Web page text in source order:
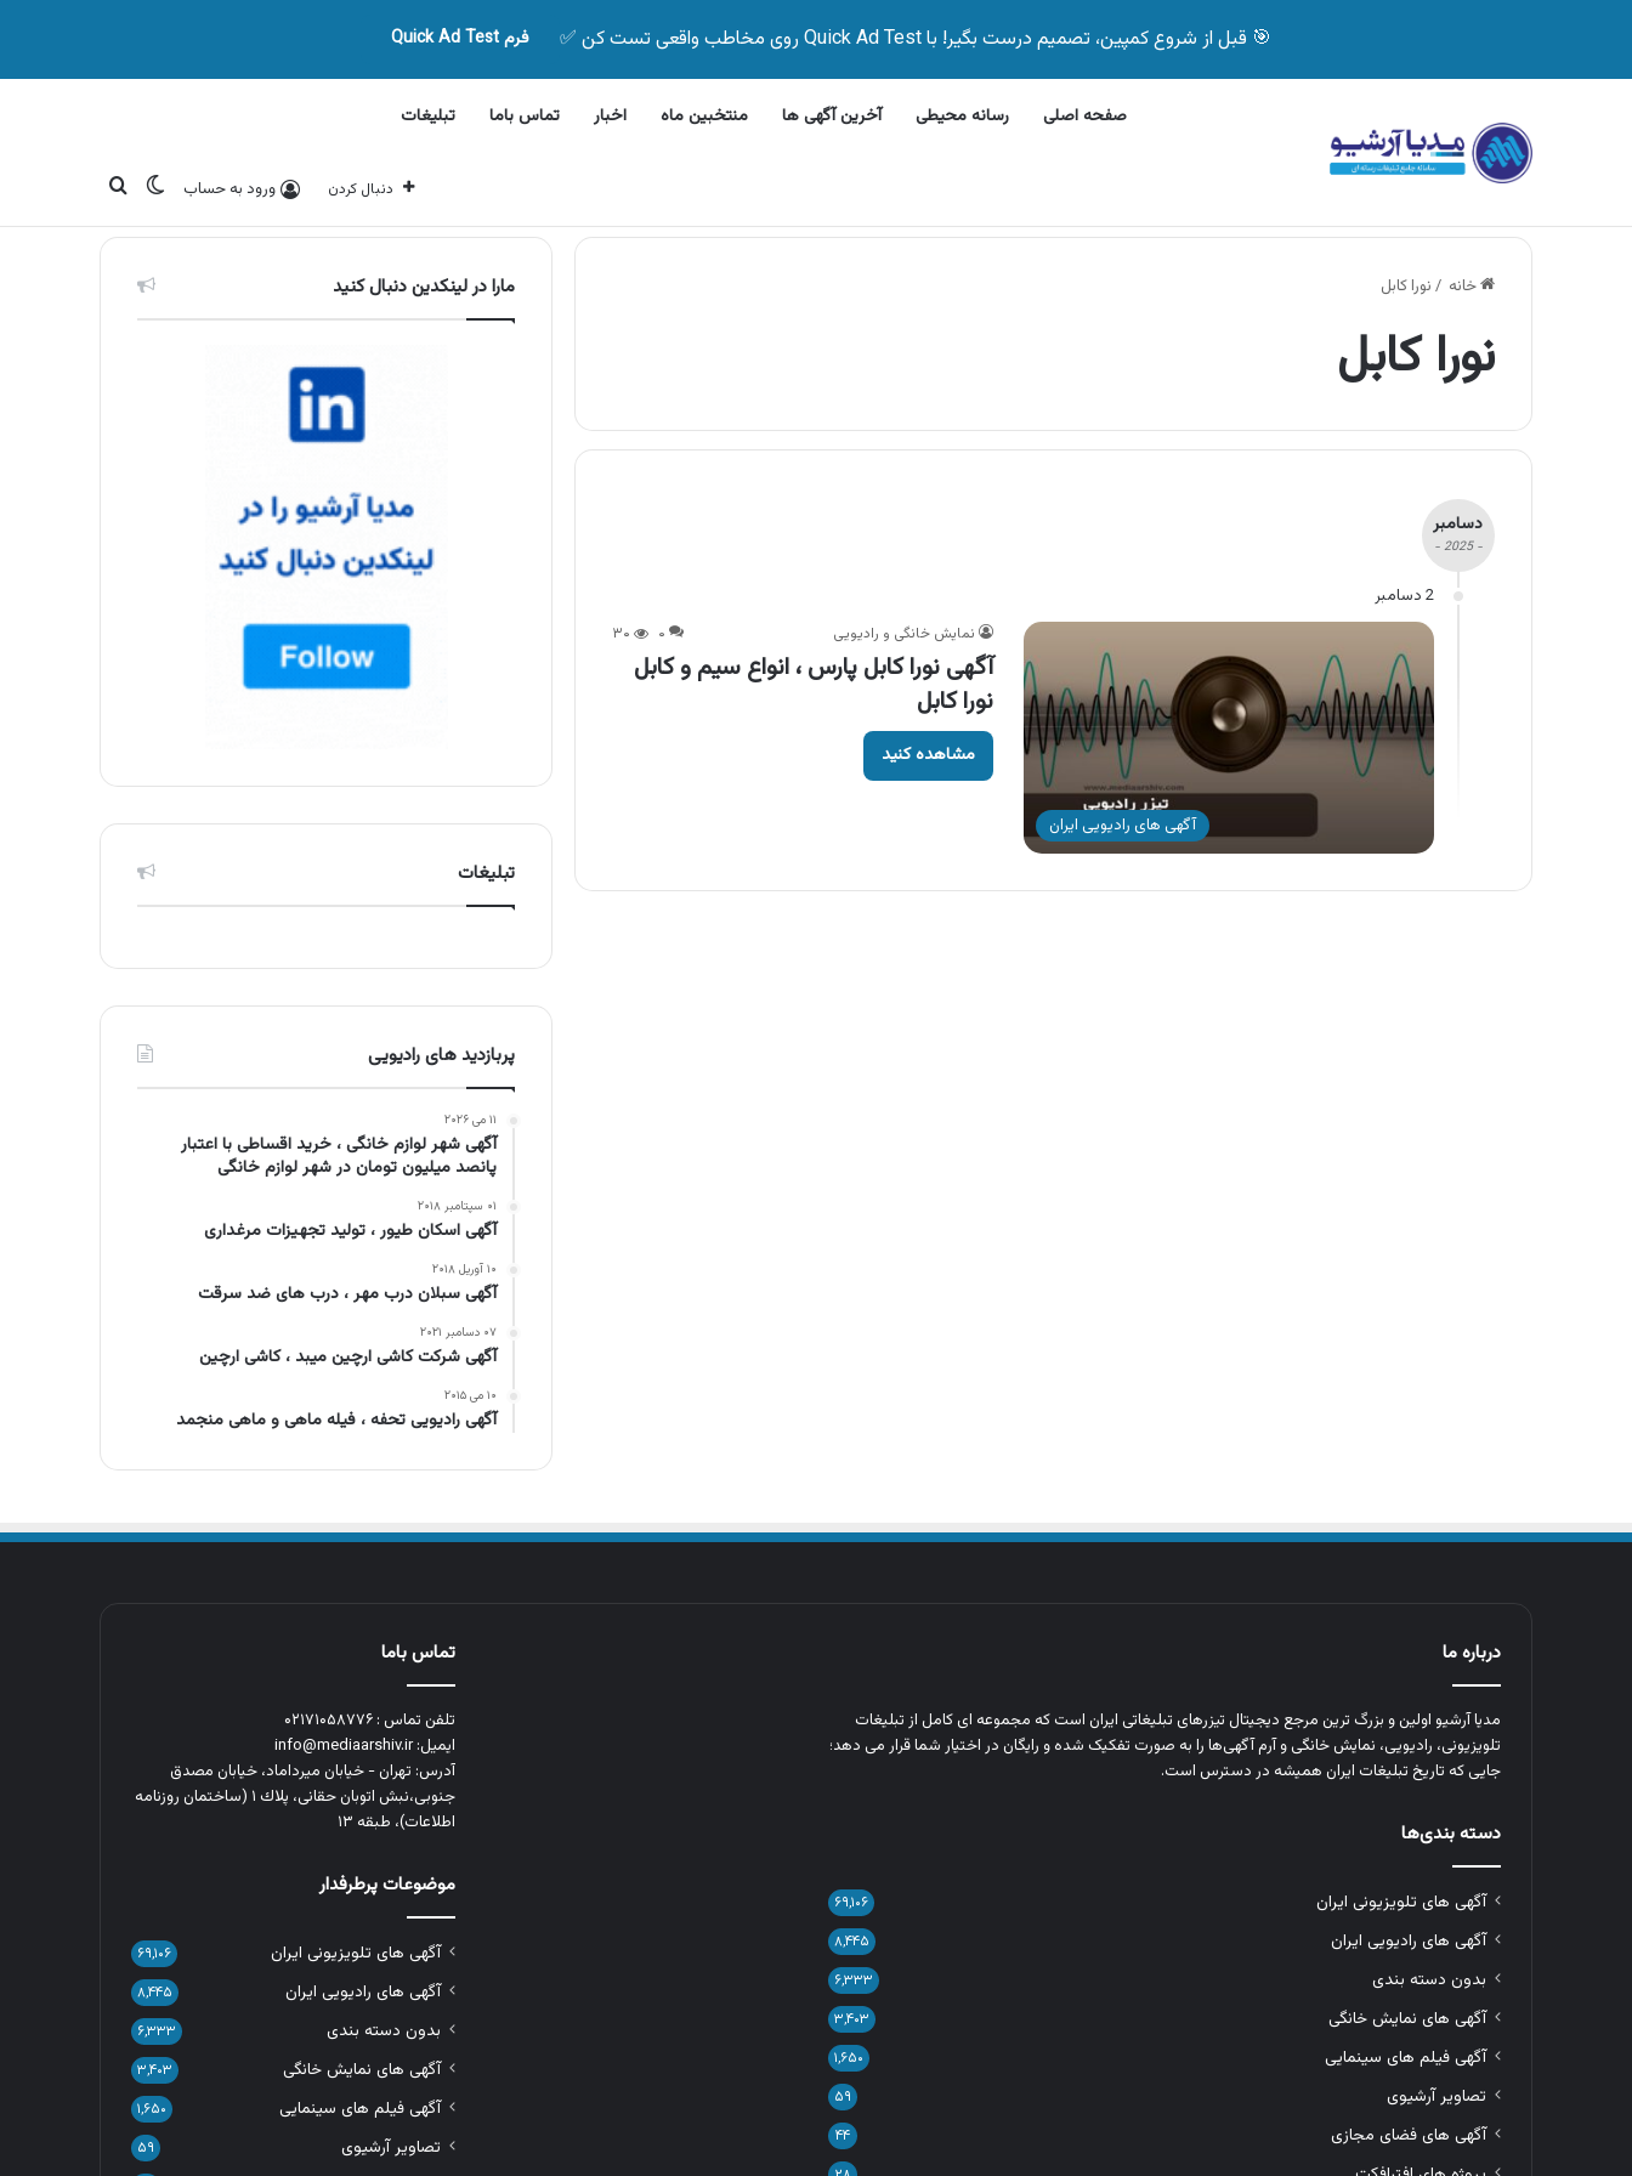
🎯 قبل از شروع کمپین، تصمیم درست بگیر! با Quick Ad Test روی مخاطب واقعی تست کن ✅ فرم Quick Ad Test
صفحه اصلی رسانه محیطی آخرین آگهی ها منتخبین ماه اخبار تماس باما تبلیغات
دنبال کردن ورود به حساب تغییر پوسته
جستجو برای چهارشنبه, 5 آگوست 2026 آگهی های تازه
خانه / نورا کابل
نورا کابل
دسامبر
- 2025 -
2 دسامبر
آگهی های رادیویی ایران
نمایش خانگی و رادیویی ۰ ۳۰
آگهی نورا کابل پارس ، انواع سیم و کابل
نورا کابل
مشاهده کنید
مارا در لینکدین دنبال کنید
تبلیغات
پربازدید های رادیویی
۱۱ می ۲۰۲۶
آگهی شهر لوازم خانگی ، خرید اقساطی با اعتبار
پانصد میلیون تومان در شهر لوازم خانگی
۰۱ سپتامبر ۲۰۱۸
آگهی اسکان طیور ، تولید تجهیزات مرغداری
۱۰ آوریل ۲۰۱۸
آگهی سبلان درب مهر ، درب های ضد سرقت
۰۷ دسامبر ۲۰۲۱
آگهی شرکت کاشی ارچین میبد ، کاشی ارچین
۱۰ می ۲۰۱۵
آگهی رادیویی تحفه ، فیله ماهی و ماهی منجمد
درباره ما
مدیا آرشیو اولین و بزرگ‌ ترین مرجع دیجیتال تیزرهای تبلیغاتی ایران است که مجموعه‌ ای کامل از تبلیغات
تلویزیونی، رادیویی، نمایش خانگی و آرم‌ آگهی‌ها را به‌ صورت تفکیک‌ شده و رایگان در اختیار شما قرار می‌ دهد؛
جایی که تاریخ تبلیغات ایران همیشه در دسترس است.
دسته بندی‌ها
آگهی های تلویزیونی ایران ۶۹,۱۰۶
آگهی های رادیویی ایران ۸,۴۴۵
بدون دسته بندی ۶,۳۳۳
آگهی های نمایش خانگی ۳,۴۰۳
آگهی فیلم های سینمایی ۱,۶۵۰
تصاویر آرشیوی ۵۹
آگهی های فضای مجازی ۴۴
تماس باما
تلفن تماس : ۰۲۱۷۱۰۵۸۷۷۶
ایمیل: info@mediaarshiv.ir
آدرس: تهران - خیابان میرداماد، خیابان مصدق
جنوبی،نبش اتوبان حقانی، پلاك ١ (ساختمان روزنامه
اطلاعات)، طبقه ۱۳
موضوعات پرطرفدار
آگهی های تلویزیونی ایران ۶۹,۱۰۶
آگهی های رادیویی ایران ۸,۴۴۵
بدون دسته بندی ۶,۳۳۳
آگهی های نمایش خانگی ۳,۴۰۳
آگهی فیلم های سینمایی ۱,۶۵۰
تصاویر آرشیوی ۵۹